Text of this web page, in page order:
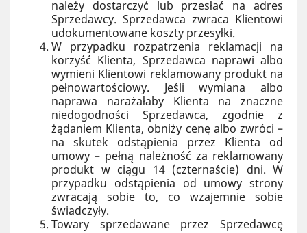
należy dostarczyć lub przesłać na adres
Sprzedawcy. Sprzedawca zwraca Klientowi
udokumentowane koszty przesyłki.
W przypadku rozpatrzenia reklamacji na
korzyść Klienta, Sprzedawca naprawi albo
wymieni Klientowi reklamowany produkt na
pełnowartościowy. Jeśli wymiana albo
naprawa narażałaby Klienta na znaczne
niedogodności Sprzedawca, zgodnie z
żądaniem Klienta, obniży cenę albo zwróci –
na skutek odstąpienia przez Klienta od
umowy – pełną należność za reklamowany
produkt w ciągu 14 (czternaście) dni. W
przypadku odstąpienia od umowy strony
zwracają sobie to, co wzajemnie sobie
świadczyły.
Towary sprzedawane przez Sprzedawcę